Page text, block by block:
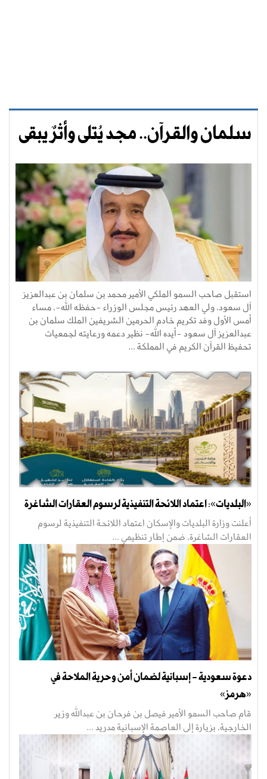
سلمان والقرآن.. مجد يُتلى وأثرٌ يبقى
استقبل صاحب السمو الملكي الأمير محمد بن سلمان بن عبدالعزيز
آل سعود، ولي العهد رئيس مجلس الوزراء -حفظه الله-، مساء
أمس الأول وفد تكريم خادم الحرمين الشريفين الملك سلمان بن
عبدالعزيز آل سعود -أيده الله- نظير دعمه ورعايته لجمعيات
تحفيظ القرآن الكريم في المملكة ...
«البلديات»: اعتماد اللائحة التنفيذية لرسوم العقارات الشاغرة
أعلنت وزارة البلديات والإسكان اعتماد اللائحة التنفيذية لرسوم
العقارات الشاغرة، ضمن إطار تنظيمي ...
دعوة سعودية - إسبانية لضمان أمن وحرية الملاحة في
«هرمز»
قام صاحب السمو الأمير فيصل بن فرحان بن عبدالله وزير
الخارجية، بزيارة إلى العاصمة الإسبانية مدريد ...